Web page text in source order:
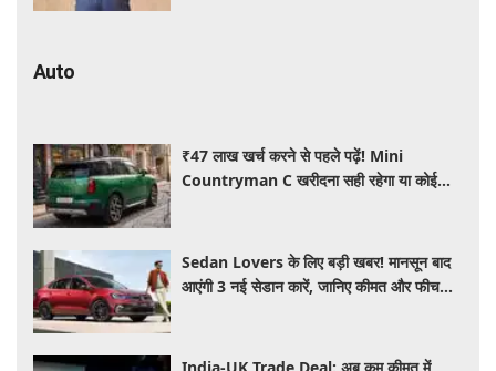
Auto
₹47 लाख खर्च करने से पहले पढ़ें! Mini
Countryman C खरीदना सही रहेगा या कोई
Sedan Lovers के लिए बड़ी खबर! मानसून बाद
आएंगी 3 नई सेडान कारें, जानिए कीमत और फीचर्स